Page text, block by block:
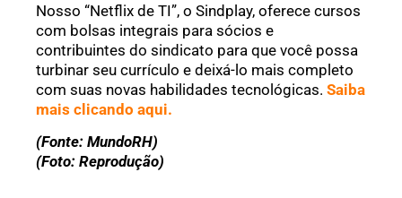
Nosso “Netflix de TI”, o Sindplay, oferece cursos
com bolsas integrais para sócios e
contribuintes do sindicato para que você possa
turbinar seu currículo e deixá-lo mais completo
com suas novas habilidades tecnológicas. Saiba
mais clicando aqui.
(Fonte: MundoRH)
(Foto: Reprodução)